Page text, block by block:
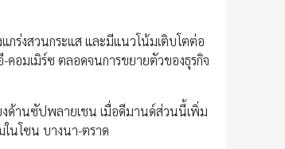
กร่งสวนกระแส และมีแนวโน้มเติบโตต่อ
คอมเมิร์ซ ตลอดจนการขยายตัวของธุรกิจ
งด้านซัปพลายเชน เมื่อดีมานด์ส่วนนี้เพิ่ม
ในโซน บางนา-ตราด